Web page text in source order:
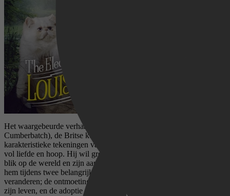
Het waargebeurde verhaal van Louis Wain (Benedict
Cumberbatch), de Britse kunstschilder die bekend stond om zijn
karakteristieke tekeningen van katten, is een buitengewoon avontuur
vol liefde en hoop. Hij wil groot en klein inspireren met zijn unieke
blik op de wereld en zijn aanstekelijke enthousiasme. We volgen
hem tijdens twee belangrijke gebeurtenissen die zijn leven
veranderen; de ontmoeting met Emily (Claire Foy), de liefde van
zijn leven, en de adoptie van Peter, een straatkat.